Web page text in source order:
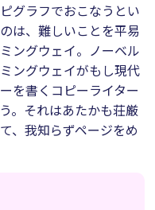
グラフでおこなうとい
は、難しいことを平易
ングウェイ。ノーベル
ングウェイがもし現代
を書くコピーライター
。それはあたかも荘厳
、我知らずページをめ